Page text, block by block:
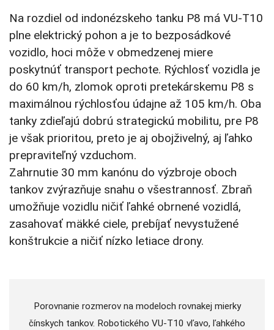
Na rozdiel od indonézskeho tanku P8 má VU-T10
plne elektrický pohon a je to bezposádkové
vozidlo, hoci môže v obmedzenej miere
poskytnúť transport pechote. Rýchlosť vozidla je
do 60 km/h, zlomok oproti pretekárskemu P8 s
maximálnou rýchlosťou údajne až 105 km/h. Oba
tanky zdieľajú dobrú strategickú mobilitu, pre P8
je však prioritou, preto je aj obojživelný, aj ľahko
prepraviteľný vzduchom.
Zahrnutie 30 mm kanónu do výzbroje oboch
tankov zvýrazňuje snahu o všestrannosť. Zbraň
umožňuje vozidlu ničiť ľahké obrnené vozidlá,
zasahovať mäkké ciele, prebíjať nevystužené
konštrukcie a ničiť nízko letiace drony.
Porovnanie rozmerov na modeloch rovnakej mierky
čínskych tankov. Robotického VU-T10 vľavo, ľahkého